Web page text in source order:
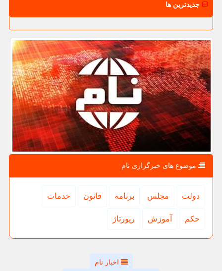
جدیدترین ها
موضوع های خبرگزاری نام
دولت مجلس برنامه قانون خدمات
حكم آموزش رپورتاژ
اخبار نام